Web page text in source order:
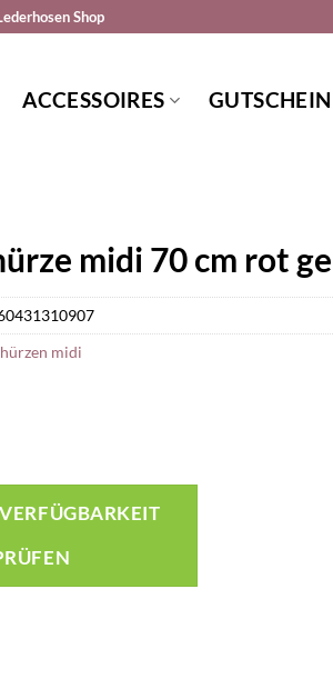
Shop
ACCESSOIRES
midi 70 cm rot
P
midi